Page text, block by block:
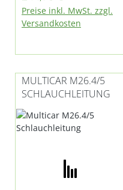
Fumo E3 und E4
Preise inkl. MwSt. zzgl.
Versandkosten
MULTICAR M26.4/5
SCHLAUCHLEITUNG